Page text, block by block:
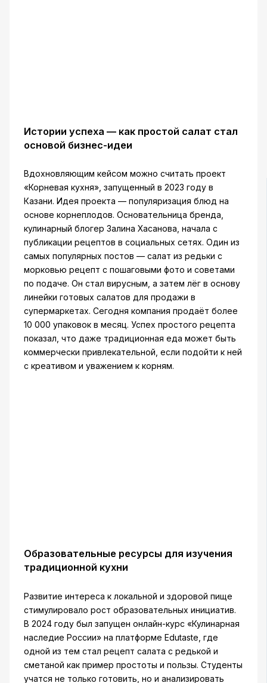
Истории успеха — как простой салат стал
основой бизнес-идеи
Вдохновляющим кейсом можно считать проект
«Корневая кухня», запущенный в 2023 году в
Казани. Идея проекта — популяризация блюд на
основе корнеплодов. Основательница бренда,
кулинарный блогер Залина Хасанова, начала с
публикации рецептов в социальных сетях. Один из
самых популярных постов — салат из редьки с
морковью рецепт с пошаговыми фото и советами
по подаче. Он стал вирусным, а затем лёг в основу
линейки готовых салатов для продажи в
супермаркетах. Сегодня компания продаёт более
10 000 упаковок в месяц. Успех простого рецепта
показал, что даже традиционная еда может быть
коммерчески привлекательной, если подойти к ней
с креативом и уважением к корням.
Образовательные ресурсы для изучения
традиционной кухни
Развитие интереса к локальной и здоровой пище
стимулировало рост образовательных инициатив.
В 2024 году был запущен онлайн-курс «Кулинарная
наследие России» на платформе Edutaste, где
одной из тем стал рецепт салата с редькой и
сметаной как пример простоты и пользы. Студенты
учатся не только готовить, но и анализировать